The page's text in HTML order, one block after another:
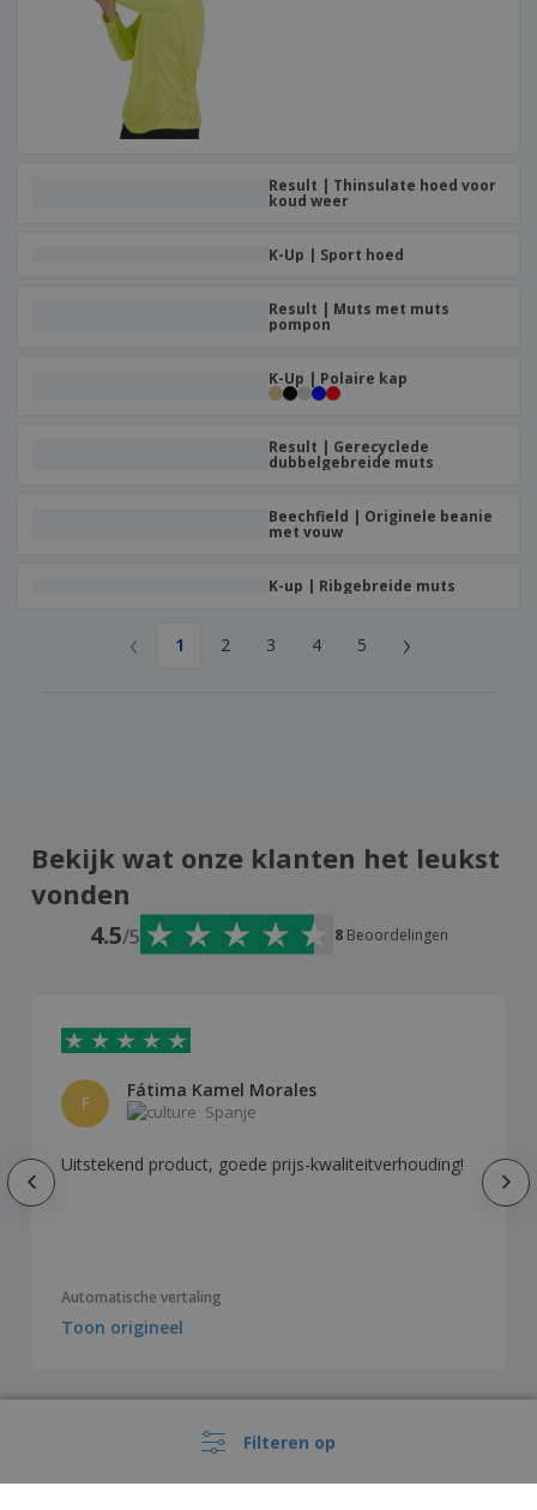
Filteren op
Result | Thinsulate hoed voor
koud weer
K-Up | Sport hoed
Result | Muts met muts
pompon
K-Up | Polaire kap
Result | Gerecyclede
dubbelgebreide muts
Beechfield | Originele beanie
met vouw
K-up | Ribgebreide muts
‹ 1 2 3 4 5 ›
Bekijk wat onze klanten het leukst
vonden
4.5/5 8 Beoordelingen
F
Fátima Kamel Morales
Spanje
Uitstekend product, goede prijs-kwaliteitverhouding!
Automatische vertaling
Toon origineel